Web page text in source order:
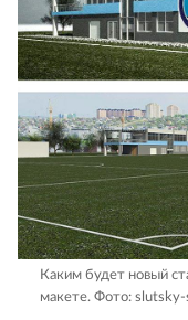
Каким будет новый
макете. Фото: slutsky-